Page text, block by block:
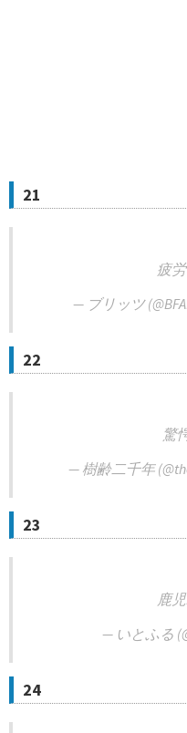
21
疲
— ブリッツ
22
驚
— 樹齢二千年
23
鹿
— いとふる
24